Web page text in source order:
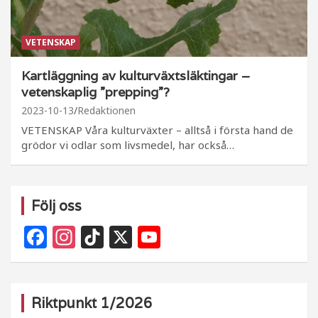
VETENSKAP
Kartläggning av kulturväxtsläktingar –
vetenskaplig ”prepping”?
2023-10-13 Redaktionen
VETENSKAP Våra kulturväxter – alltså i första hand de
grödor vi odlar som livsmedel, har också…
Följ oss
F
a
e
In
st
g
Ti
k
o
X
o
Riktpunkt 1/2026